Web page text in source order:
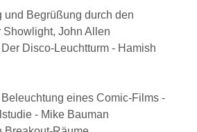
und Begrüßung durch den
Showlight, John Allen
Disco-Leuchtturm - Hamish
eines Comic-Films -
- Mike Bauman